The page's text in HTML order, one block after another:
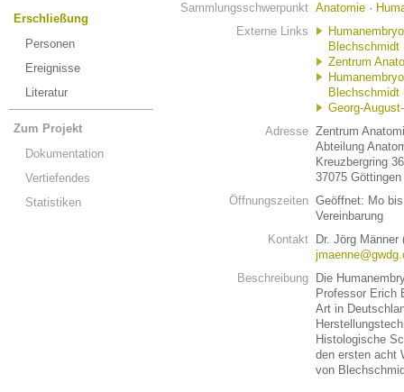
Erschließung
Personen
Ereignisse
Literatur
Zum Projekt
Dokumentation
Vertiefendes
Statistiken
Sammlungsschwerpunkt Anatomie ·
Externe Links
Blechschmidt
Zentrum
Blechschmidt
Georg-
Adresse Zentrum
Abteilung
Kreuzbergring 36
37075 Göttingen
Öffnungszeiten Geöffnet: Mo
Vereinbarung
Kontakt
Dr. Jörg Männer
Beschreibung
Die
Professor Erich
Art in
Histologische
den ersten acht
von